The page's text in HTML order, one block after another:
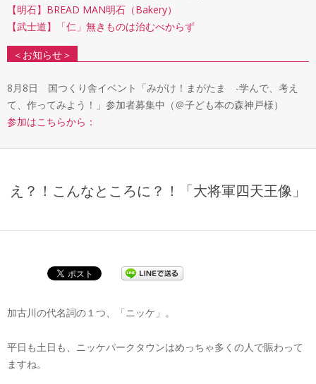
【明石】BREAD MAN明石（Bakery）
【武士道】「仁」無きものは治むべからず
＜お知らせ＞
8月8日 国つくり舎イベント「みがけ！まがたま -学んで、考え
て、作ってみよう！」参加者募集中（＠子ども本の森神戸様）
参加はこちらから：
え？！こんなところに？！「大将軍四天王像」
加古川の代名詞の１つ、「ニッケ」。
平日も土日も、ニッケパークタウンはめっちゃ多くの人で賑わって
ますね。